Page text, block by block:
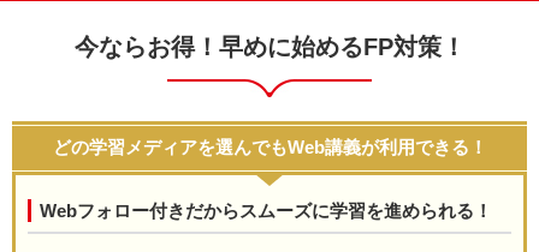
今ならお得！早めに始めるFP対策！
どの学習メディアを選んでもWeb講義が利用できる！
Webフォロー付きだからスムーズに学習を進められる！